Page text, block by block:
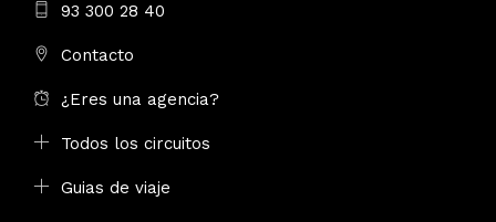
93 300 28 40
Contacto
¿Eres una agencia?
Todos los circuitos
Guias de viaje